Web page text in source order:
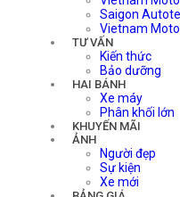
Saigon
Vietnam
TƯ VẤN
Kiến thức
Bảo dưỡng
HAI BÁNH
Xe máy
Phân khối lớn
KHUYẾN MÃI
ẢNH
Người đẹp
Sự kiện
Xe mới